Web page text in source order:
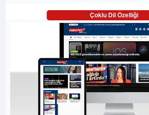
Çoklu Dil Özelliği